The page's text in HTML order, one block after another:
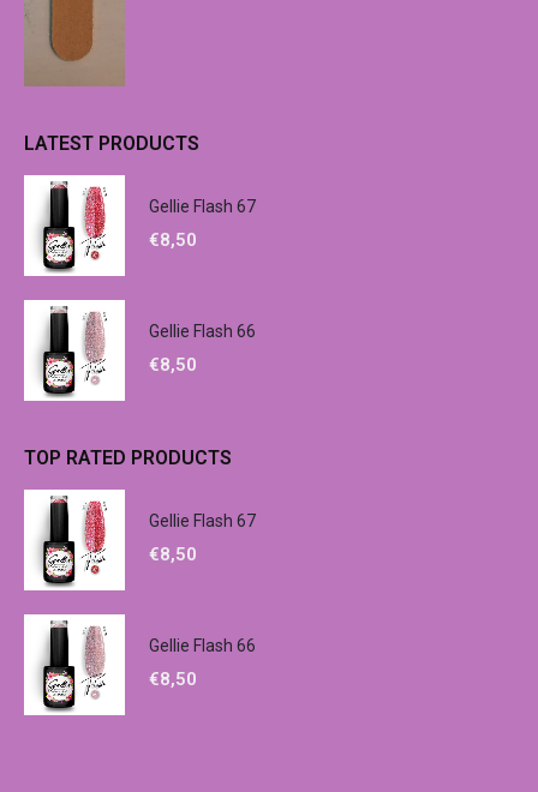
LATEST PRODUCTS
Gellie Flash 67
€8,50
Gellie Flash 66
€8,50
TOP RATED PRODUCTS
Gellie Flash 67
€8,50
Gellie Flash 66
€8,50